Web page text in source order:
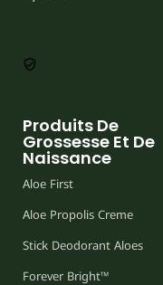
Produits De
Grossesse Et De
Naissance
Aloe First
Aloe Propolis Creme
Stick Deodorant Aloes
Forever Bright™